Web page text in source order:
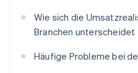
Wie sich die
Branchen unterscheidet
Häufige Probleme bei